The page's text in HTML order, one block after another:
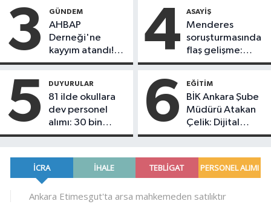
3 GÜNDEM
AHBAP
Derneği'ne
kayyım atandı!
Tüm faaliyetleri
4 ASAYIŞ
Menderes
soruşturmasında
flaş gelişme:
Belediye Başkanı
tutuklandı!
5 DUYURULAR
81 ilde okullara
dev personel
alımı: 30 bin
güvenlik görevlisi
6 EĞITIM
BİK Ankara Şube
Müdürü Atakan
Çelik: Dijital
dönüşüm basında
kapısını açtı